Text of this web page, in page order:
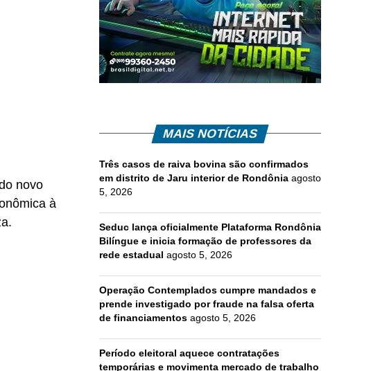
novo
à
MAIS NOTÍCIAS
Três casos de raiva bovina são confirmados
em distrito de Jaru interior de Rondônia agosto
5, 2026
Seduc lança oficialmente Plataforma Rondônia
Bilíngue e inicia formação de professores da
rede estadual agosto 5, 2026
Operação Contemplados cumpre mandados e
prende investigado por fraude na falsa oferta
de financiamentos agosto 5, 2026
Período eleitoral aquece contratações
temporárias e movimenta mercado de trabalho